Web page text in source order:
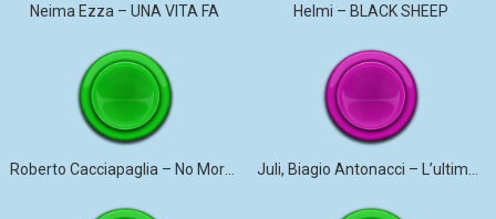
Neima Ezza – UNA VITA FA Helmi – BLACK SHEEP
Roberto Cacciapaglia – No More Violence